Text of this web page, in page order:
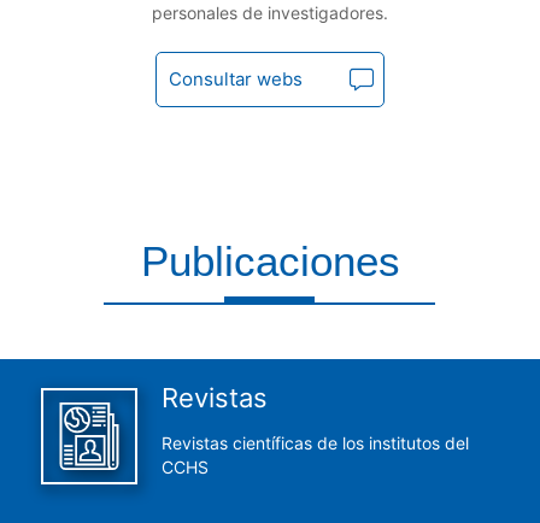
personales de investigadores.
Consultar webs
Publicaciones
Revistas
Revistas científicas de los institutos del
CCHS